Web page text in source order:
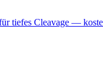
tiefes Cleavage —